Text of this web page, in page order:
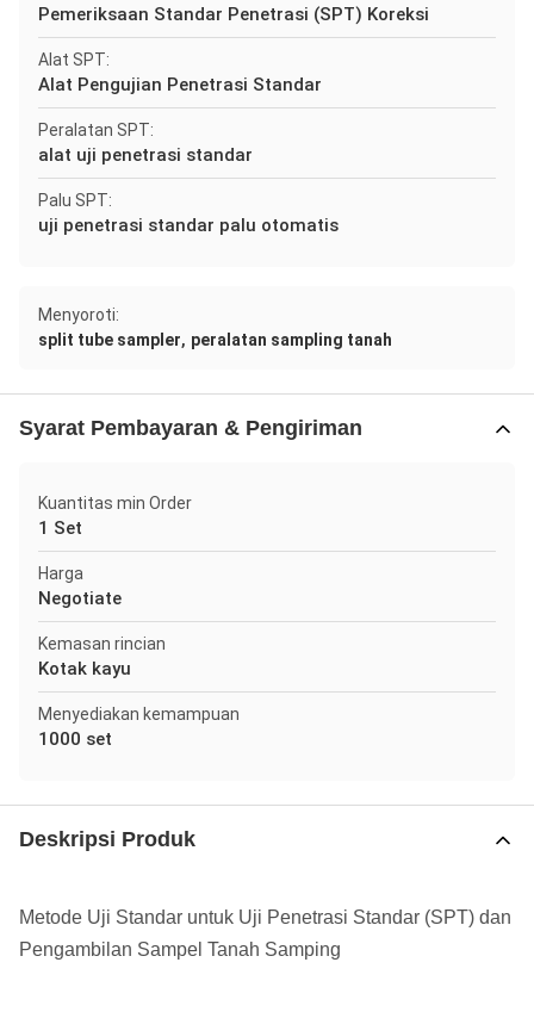
Pemeriksaan Standar Penetrasi (SPT) Koreksi
Alat SPT:
Alat Pengujian Penetrasi Standar
Peralatan SPT:
alat uji penetrasi standar
Palu SPT:
uji penetrasi standar palu otomatis
Menyoroti:
split tube sampler, peralatan sampling tanah
Syarat Pembayaran & Pengiriman
Kuantitas min Order
1 Set
Harga
Negotiate
Kemasan rincian
Kotak kayu
Menyediakan kemampuan
1000 set
Deskripsi Produk
Metode Uji Standar untuk Uji Penetrasi Standar (SPT) dan
Pengambilan Sampel Tanah Samping